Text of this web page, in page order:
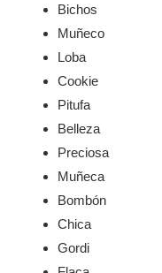
Bichos
Muñeco
Loba
Cookie
Pitufa
Belleza
Preciosa
Muñeca
Bombón
Chica
Gordi